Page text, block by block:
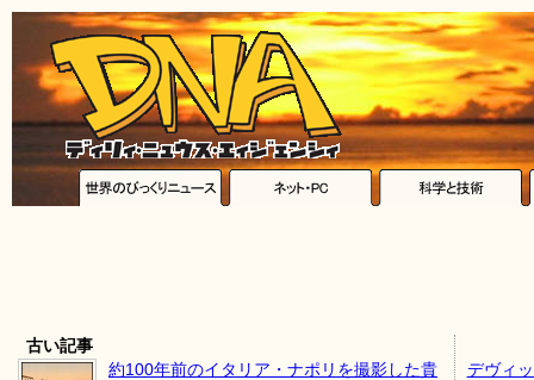
古い記事
約100年前のイタリア・ナポリを撮影した貴
デヴィ